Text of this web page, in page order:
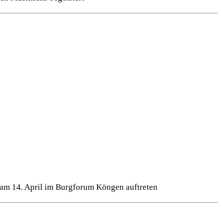
14. April im Burgforum Köngen auftreten